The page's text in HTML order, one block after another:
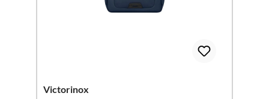
Victorinox